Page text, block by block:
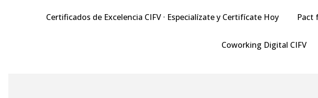
Certificados de Excelencia CIFV · Especialízate y Certifícate Hoy Pact
Coworking Digital CIFV